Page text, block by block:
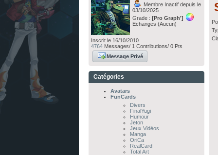
Membre Inactif depuis le
03/10/2025
Grade : [Pro Graph']
Echanges (Aucun)
Inscrit le 16/10/2010
4764 Messages/ 1 Contributions/ 0 Pts
Message Privé
Catégories
Avatars
FunCards
Divers
FinalYugi
Humour
Jeton
Jeux Vidéos
Manga
OriCa
RealCard
Total Art